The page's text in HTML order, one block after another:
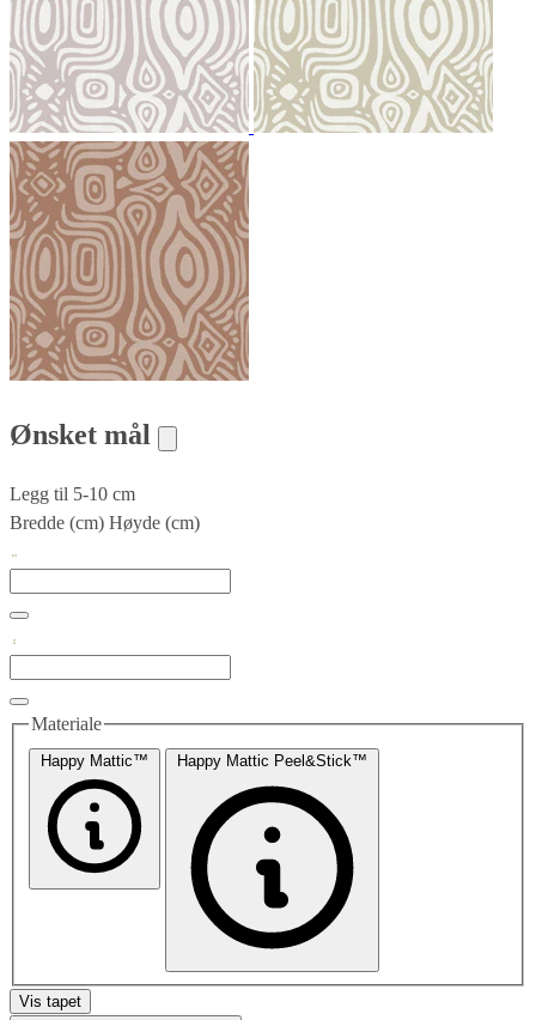
Ønsket mål
Legg til 5-10 cm
Bredde (cm) Høyde (cm)
Materiale
Happy Mattic™ Happy Mattic Peel&Stick™
Vis tapet